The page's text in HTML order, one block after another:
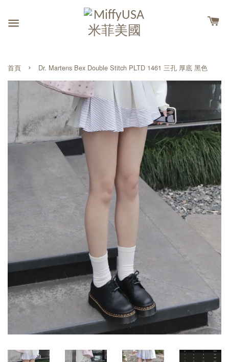
首頁 › Dr. Martens Bex Double Stitch PLTD 1461 三孔 厚底 黑色